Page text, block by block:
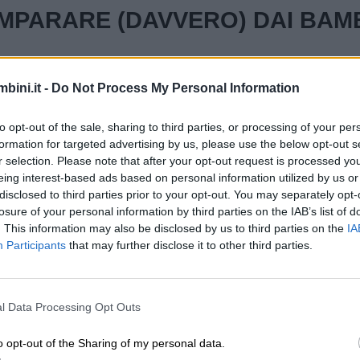
- Do Not Process My Personal Information
opt-out of the sale, sharing to third parties, or processing of your
for targeted advertising by us, please use the below opt-out
selection. Please note that after your opt-out request is processed
interest-based ads based on personal information utilized by us
to third parties prior to your opt-out. You may separately
of your personal information by third parties on the IAB’s list of
This information may also be disclosed by us to third parties on the
Participants that may further disclose it to other third parties.
Data Processing Opt Outs
opt-out of the Sharing of my personal data.
(DAVVERO) DAI
film
un libro in mano, per un istante possiamo
in grado di capire l’essenza di quel
sono state vissute. Oltre a tutto il caos, la paura e
dell’esperienza è molto più intensa e reale di
non hanno mai vissuto sulla propria pelle ciò che
le persone di cui non sappiamo niente o
pensiamo, perché parliamo senza sapere. Non
perché non ci siamo trovati nei loro panni.Non
probabilmente, è molto meno di quanto stimiamo.